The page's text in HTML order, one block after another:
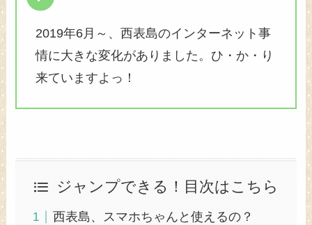
2019年6月～、西表島のインターネット事
情に大きな変化がありました。ひ・か・り
来ていますよっ！
ジャンプできる！目次はこちら
西表島、スマホちゃんと使えるの？